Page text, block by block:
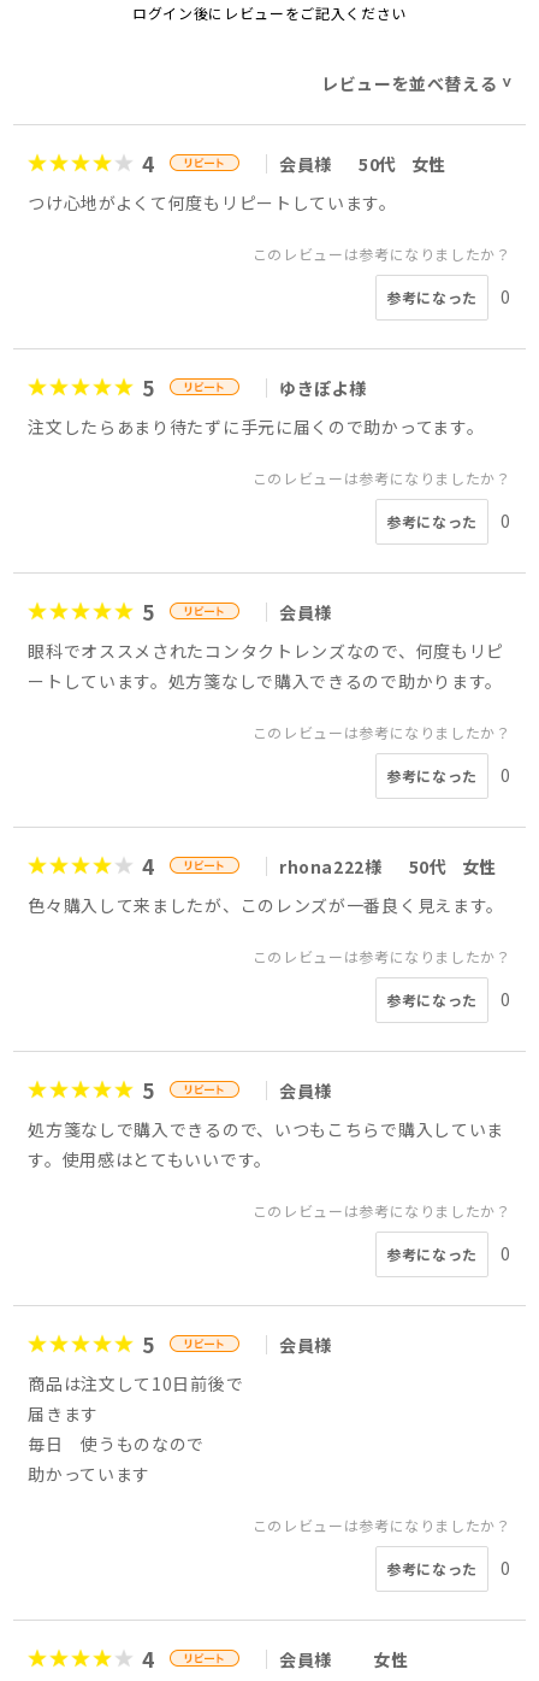
ログイン後にレビューをご記入ください
レビューを並べ替える>
4 会員様 50代
女性
つけ心地がよくて何度もリピートしています。
このレビューは参考になりましたか？
参考になった 0
5
ゆきぽよ様
注文したらあまり待たずに手元に届くので助かってます。
このレビューは参考になりましたか？
参考になった 0
5
会員様
眼科でオススメされたコンタクトレンズなので、何度もリピ
ートしています。処方箋なしで購入できるので助かります。
このレビューは参考になりましたか？
参考になった 0
4 rhona222様 50代
女性
色々購入して来ましたが、このレンズが一番良く見えます。
このレビューは参考になりましたか？
参考になった 0
5
会員様
処方箋なしで購入できるので、いつもこちらで購入していま
す。使用感はとてもいいです。
このレビューは参考になりましたか？
参考になった 0
5
会員様
商品は注文して10日前後で
届きます
毎日 使うものなので
助かっています
このレビューは参考になりましたか？
参考になった 0
4 会員様 女性